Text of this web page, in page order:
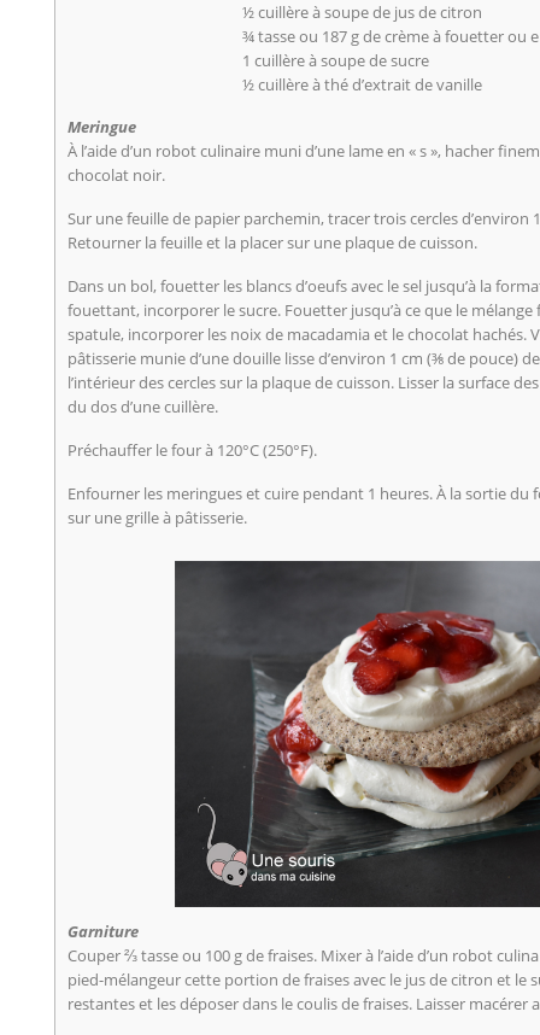
½ cuillère à soupe de jus de citron
¾ tasse ou 187 g de crème à fouetter ou
1 cuillère à soupe de sucre
½ cuillère à thé d’extrait de vanille
Meringue
À l’aide d’un robot culinaire muni d’une lame en « s », hacher
chocolat noir.
Sur une feuille de papier parchemin, tracer trois cercles d’environ
Retourner la feuille et la placer sur une plaque de cuisson.
Dans un bol, fouetter les blancs d’oeufs avec le sel jusqu’à la
fouettant, incorporer le sucre. Fouetter jusqu’à ce que le mélange
spatule, incorporer les noix de macadamia et le chocolat hachés.
pâtisserie munie d’une douille lisse d’environ 1 cm (⅜ de pouce)
l’intérieur des cercles sur la plaque de cuisson. Lisser la surface
du dos d’une cuillère.
Préchauffer le four à 120°C (250°F).
Enfourner les meringues et cuire pendant 1 heures. À la sortie du
sur une grille à pâtisserie.
Garniture
Couper ⅔ tasse ou 100 g de fraises. Mixer à l’aide d’un robot
pied-mélangeur cette portion de fraises avec le jus de citron et le
restantes et les déposer dans le coulis de fraises. Laisser